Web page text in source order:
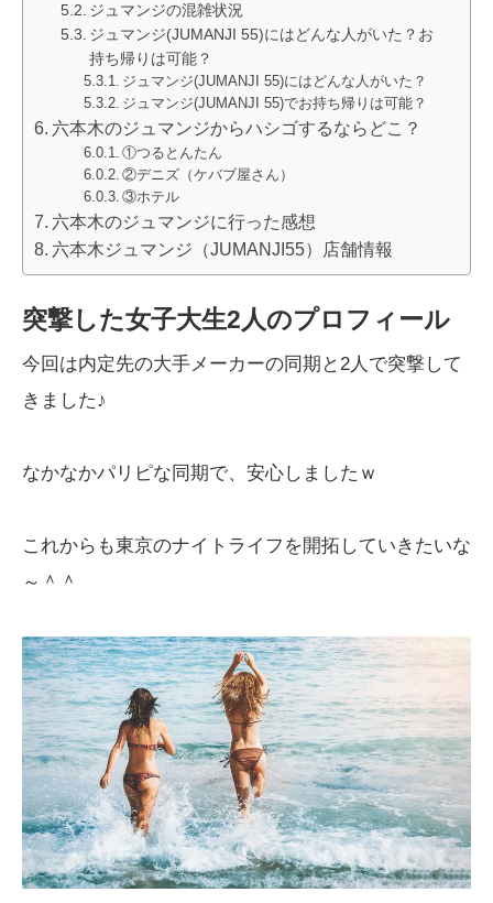
ジュマンジの混雑状況
ジュマンジ(JUMANJI 55)にはどんな人がいた？お
持ち帰りは可能？
ジュマンジ(JUMANJI 55)にはどんな人がいた？
ジュマンジ(JUMANJI 55)でお持ち帰りは可能？
六本木のジュマンジからハシゴするならどこ？
①つるとんたん
②デニズ（ケバブ屋さん）
③ホテル
六本木のジュマンジに行った感想
六本木ジュマンジ（JUMANJI55）店舗情報
突撃した女子大生2人のプロフィール
今回は内定先の大手メーカーの同期と2人で突撃して
きました♪
なかなかパリピな同期で、安心しましたｗ
これからも東京のナイトライフを開拓していきたいな
～＾＾